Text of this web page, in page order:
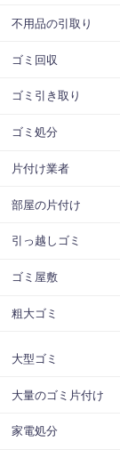
不用品の引取り
ゴミ回収
ゴミ引き取り
ゴミ処分
片付け業者
部屋の片付け
引っ越しゴミ
ゴミ屋敷
粗大ゴミ
大型ゴミ
大量のゴミ片付け
家電処分